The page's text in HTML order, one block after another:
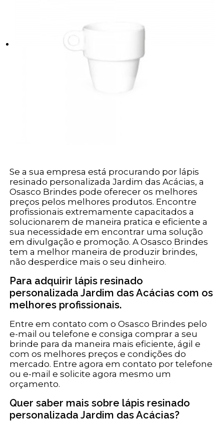
Se a sua empresa está procurando por lápis
resinado personalizada Jardim das Acácias, a
Osasco Brindes pode oferecer os melhores
preços pelos melhores produtos. Encontre
profissionais extremamente capacitados a
solucionarem de maneira pratica e eficiente a
sua necessidade em encontrar uma solução
em divulgação e promoção. A Osasco Brindes
tem a melhor maneira de produzir brindes,
não desperdice mais o seu dinheiro.
Para adquirir lápis resinado
personalizada Jardim das Acácias com os
melhores profissionais.
Entre em contato com o Osasco Brindes pelo
e-mail ou telefone e consiga comprar a seu
brinde para da maneira mais eficiente, ágil e
com os melhores preços e condições do
mercado. Entre agora em contato por telefone
ou e-mail e solicite agora mesmo um
orçamento.
Quer saber mais sobre lápis resinado
personalizada Jardim das Acácias?